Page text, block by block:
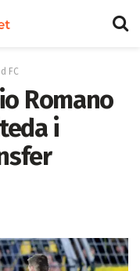
FC
Romano
i